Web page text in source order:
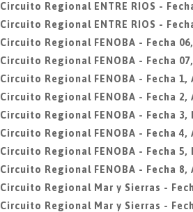
Circuito Regional ENTRE RIOS -
Circuito Regional ENTRE RIOS -
Circuito Regional FENOBA - Fecha
Circuito Regional FENOBA - Fecha
Circuito Regional FENOBA - Fecha
Circuito Regional FENOBA - Fecha
Circuito Regional FENOBA - Fecha
Circuito Regional FENOBA - Fecha
Circuito Regional FENOBA - Fecha
Circuito Regional FENOBA - Fecha
Circuito Regional Mar y Sierras -
Circuito Regional Mar y Sierras -